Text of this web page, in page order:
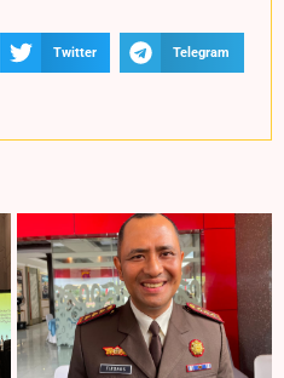
Twitter Telegram